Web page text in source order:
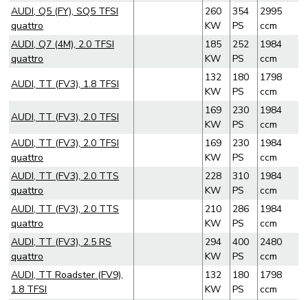
AUDI, Q5 (FY), SQ5 TFSI
quattro
260
KW
354
PS
2995
ccm
AUDI, Q7 (4M), 2.0 TFSI
quattro
185
KW
252
PS
1984
ccm
AUDI, TT (FV3), 1.8 TFSI
132
KW
180
PS
1798
ccm
AUDI, TT (FV3), 2.0 TFSI
169
KW
230
PS
1984
ccm
AUDI, TT (FV3), 2.0 TFSI
quattro
169
KW
230
PS
1984
ccm
AUDI, TT (FV3), 2.0 TTS
quattro
228
KW
310
PS
1984
ccm
AUDI, TT (FV3), 2.0 TTS
quattro
210
KW
286
PS
1984
ccm
AUDI, TT (FV3), 2.5 RS
quattro
294
KW
400
PS
2480
ccm
AUDI, TT Roadster (FV9),
1.8 TFSI
132
KW
180
PS
1798
ccm